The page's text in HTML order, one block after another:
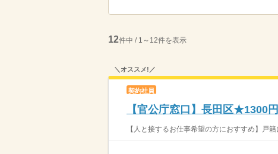
12件中 / 1～12件を表示
＼オススメ!／
契約社員
【官公庁窓口】長田区★1300
【人と接するお仕事希望の方におすすめ】戸